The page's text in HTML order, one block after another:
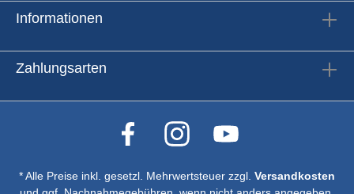
Informationen
Zahlungsarten
* Alle Preise inkl. gesetzl. Mehrwertsteuer zzgl. Versandkosten